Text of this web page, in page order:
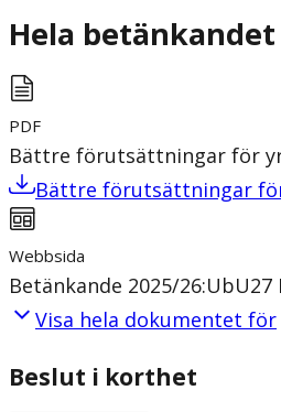
Hela betänkandet
PDF
Bättre förutsättningar för
Bättre förutsättningar
Webbsida
Betänkande 2025/
Visa hela dokumentet för
Beslut i korthet